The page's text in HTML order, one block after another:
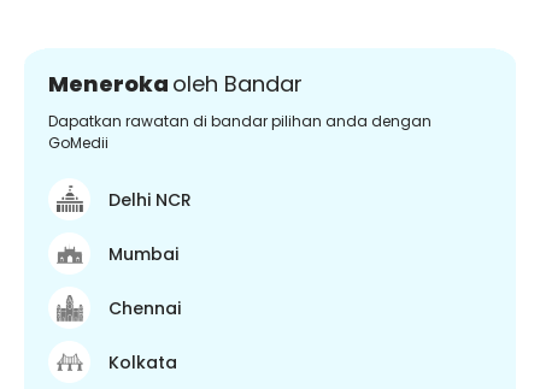
Meneroka oleh Bandar
Dapatkan rawatan di bandar pilihan anda dengan
GoMedii
Delhi NCR
Mumbai
Chennai
Kolkata